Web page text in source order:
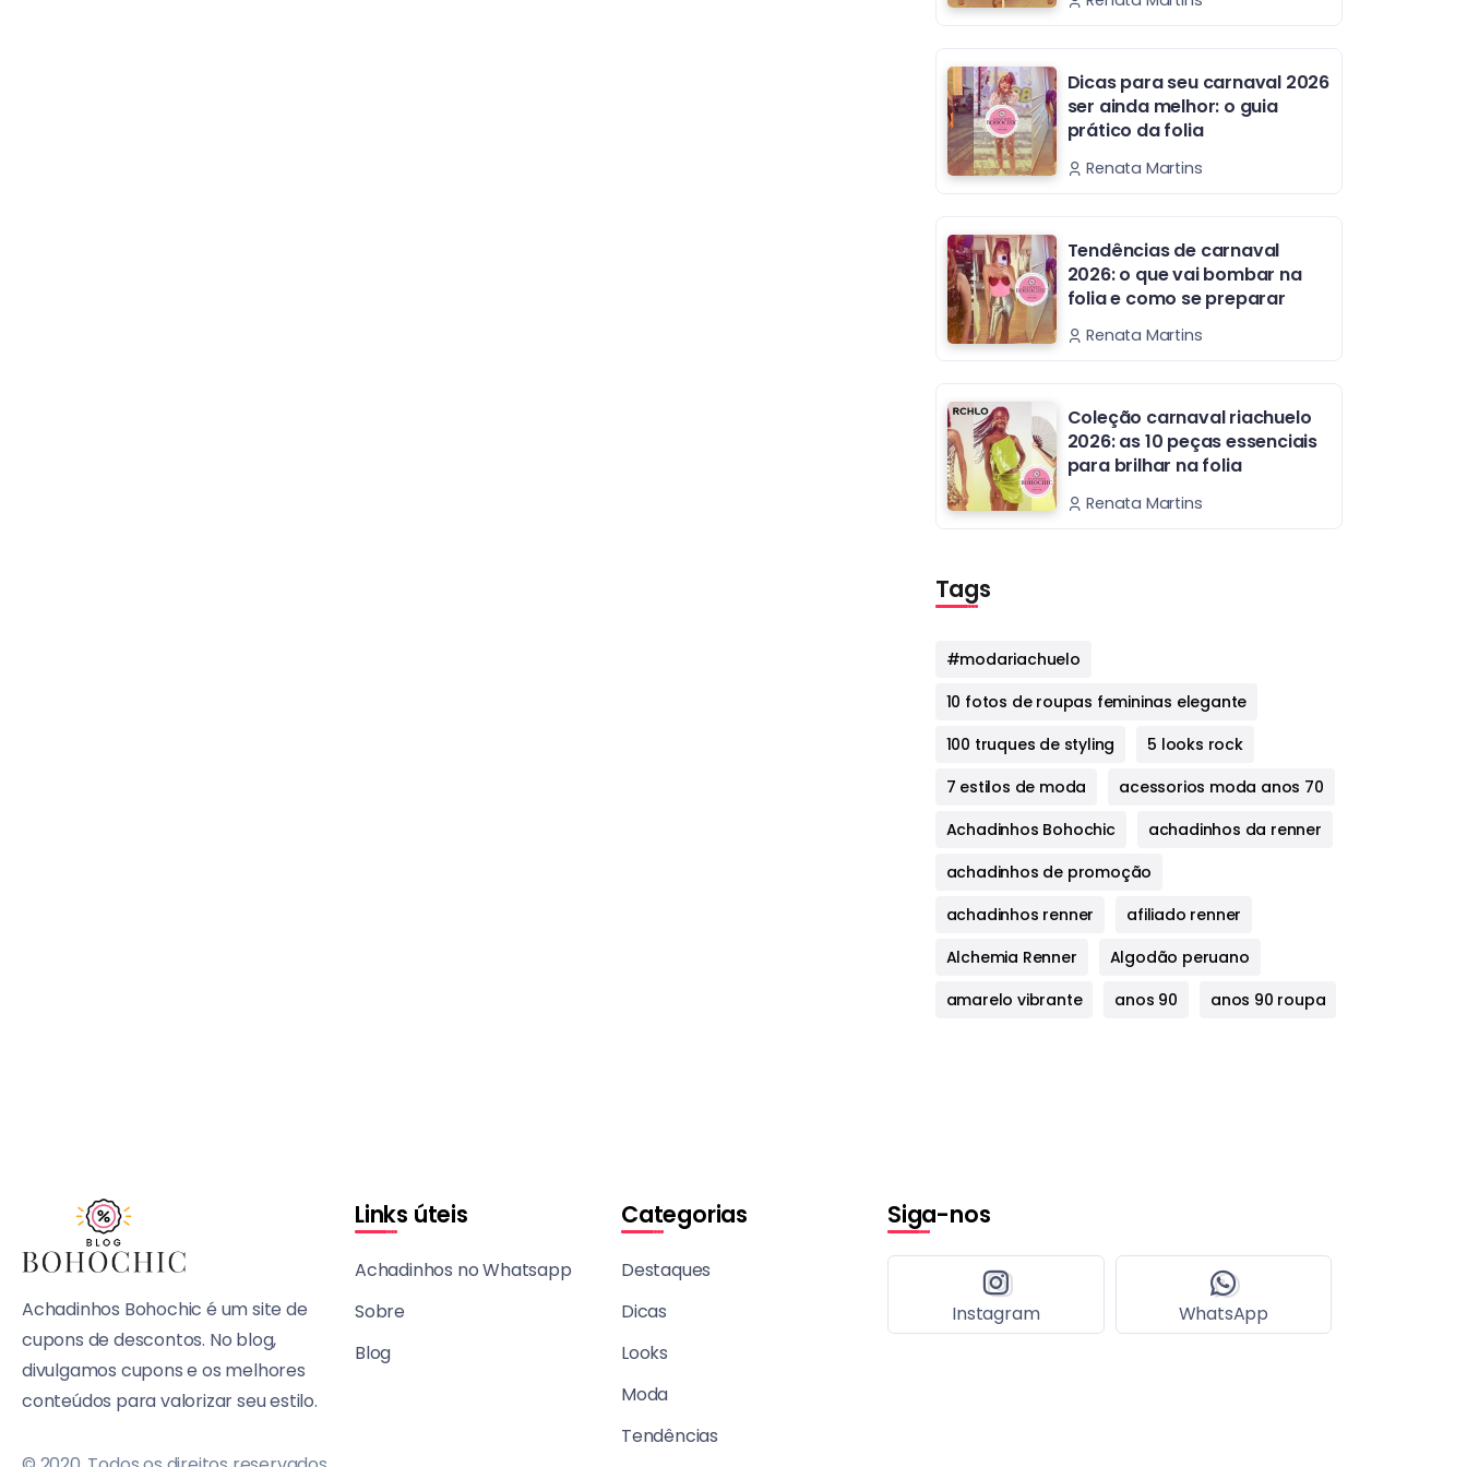
Dicas para seu carnaval 2026
ser ainda melhor: o guia
prático da folia
Renata Martins
Tendências de carnaval
2026: o que vai bombar na
folia e como se preparar
Renata Martins
Coleção carnaval riachuelo
2026: as 10 peças essenciais
para brilhar na folia
Renata Martins
Tags
#modariachuelo
10 fotos de roupas femininas elegante
100 truques de styling
5 looks rock
7 estilos de moda
acessorios moda anos 70
Achadinhos Bohochic
achadinhos da renner
achadinhos de promoção
achadinhos renner
afiliado renner
Alchemia Renner
Algodão peruano
amarelo vibrante
anos 90 anos 90 roupa
Achadinhos Bohochic é um site de
cupons de descontos. No blog,
divulgamos cupons e os melhores
conteúdos para valorizar seu estilo.
Links úteis
Achadinhos no Whatsapp
Sobre
Blog
Categorias
Destaques
Dicas
Looks
Moda
Tendências
Siga-nos
Instagram WhatsApp